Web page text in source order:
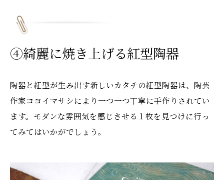
④綺麗に焼き上げる紅型陶器
陶器と紅型が生み出す新しいカタチの紅型陶器は、陶芸
作家コヨイマサシにより一つ一つ丁寧に手作りされてい
ます。モダンな雰囲気を感じさせる１枚を見つけに行っ
てみてはいかがでしょう。